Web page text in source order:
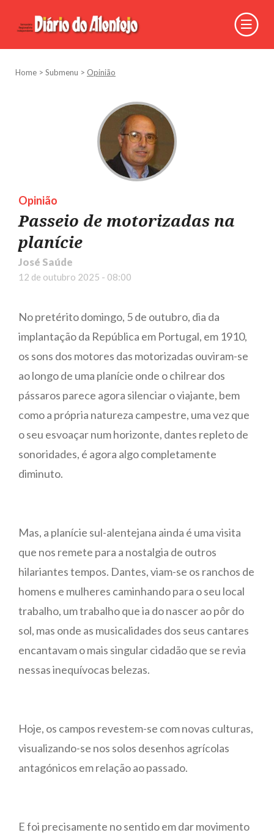
Home > Submenu > Opinião
Opinião
Passeio de motorizadas na
planície
José Saúde
12 de outubro 2025 - 08:00
No pretérito domingo, 5 de outubro, dia da
implantação da República em Portugal, em 1910,
os sons dos motores das motorizadas ouviram-se
ao longo de uma planície onde o chilrear dos
pássaros parece agora silenciar o viajante, bem
como a própria natureza campestre, uma vez que
o seu esvoaçar num horizonte, dantes repleto de
sonoridades, é agora algo completamente
diminuto.
Mas, a planície sul-alentejana ainda é uma visita
que nos remete para a nostalgia de outros
hilariantes tempos. Dantes, viam-se os ranchos de
homens e mulheres caminhando para o seu local
trabalho, um trabalho que ia do nascer ao pôr do
sol, mas onde as musicalidades dos seus cantares
encantavam o mais singular cidadão que se revia
nessas inequívocas belezas.
Hoje, os campos revestem-se com novas culturas,
visualizando-se nos solos desenhos agrícolas
antagónicos em relação ao passado.
E foi precisamente no sentido em dar movimento